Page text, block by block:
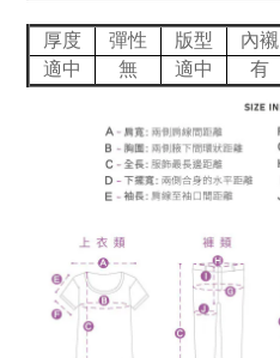
厚度 彈性 版型 內襯
適中
無 適中 有